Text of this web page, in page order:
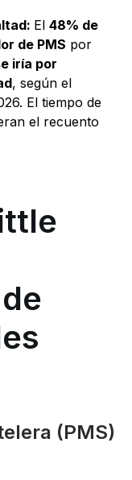
El 48% de
de PMS por
iría por
, según el
El tiempo de
el recuento
(PMS)